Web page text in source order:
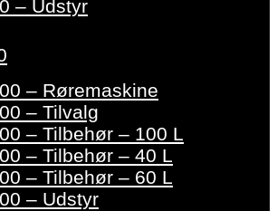
– Udstyr
– Røremaskine
– Tilvalg
– Tilbehør – 100 L
– Tilbehør – 40 L
– Tilbehør – 60 L
– Udstyr